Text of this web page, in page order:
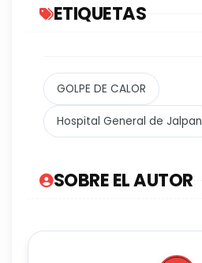
ETIQUETAS
GOLPE DE CALOR
Hospital General de Jalpan
SOBRE EL AUTOR